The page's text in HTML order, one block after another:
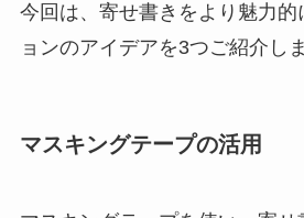
今回は、寄せ書きをより魅力的
ョンのアイデアを3つご紹介しま
マスキングテープの活用